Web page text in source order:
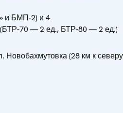
и БМП-2) и 4
(БТР-70 — 2 ед., БТР-80 — 2 ед.)
(28 км к северу